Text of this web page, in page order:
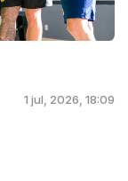
1 jul, 2026, 18:09